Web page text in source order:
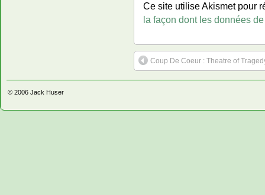
Ce site utilise Akismet pour
la façon dont les données
Coup De Coeur : Theatre of
© 2006 Jack Huser